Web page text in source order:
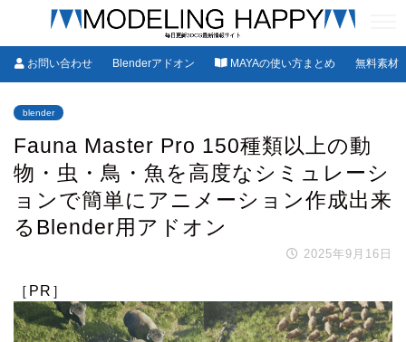
お問い合わせ Blenderアドオン MAYAの使い方まとめ 無料素材
blender
Fauna Master Pro 150種類以上の動
物・虫・鳥・魚を高度なシミュレーシ
ョンで簡単にアニメーション作成出来
るBlender用アドオン
2025年9月16日
［PR］